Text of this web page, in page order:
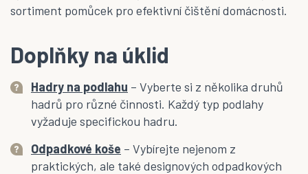
sortiment pomůcek pro efektivní čištění domácnosti.
Doplňky na úklid
Hadry na podlahu – Vyberte si z několika druhů
hadrů pro různé činnosti. Každý typ podlahy
vyžaduje specifickou hadru.
Odpadkové koše – Vybírejte nejenom z
praktických, ale také designových odpadkových